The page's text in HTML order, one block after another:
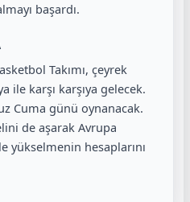
başardı.
Takımı, çeyrek
ile karşı karşıya gelecek.
Cuma günü oynanacak.
de aşarak Avrupa
yükselmenin hesaplarını